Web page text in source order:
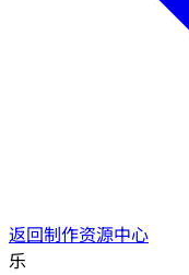
返回制作资源中心
乐